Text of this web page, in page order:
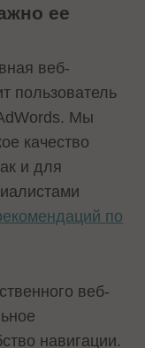
ее
веб-
пользователь
Мы
качество
и для
по
веб-
навигации.